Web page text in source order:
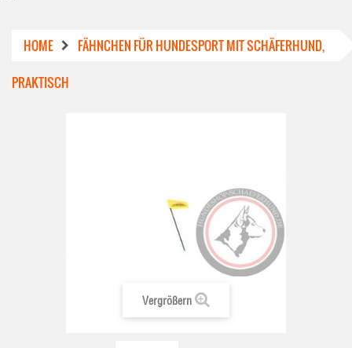
HOME
FÄHNCHEN FÜR HUNDESPORT MIT SCHÄFERHUND,
PRAKTISCH
Vergrößern